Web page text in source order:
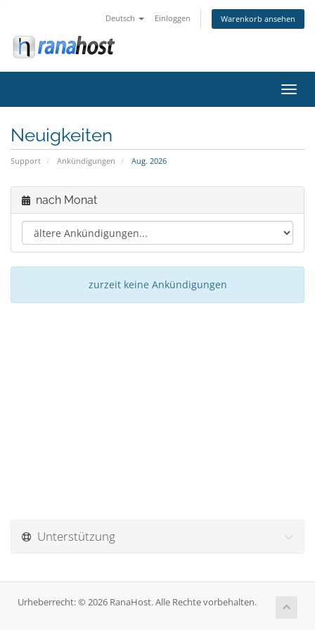
Deutsch Einloggen Warenkorb ansehen
ein-/
Neuigkeiten
Support Ankündigungen Aug. 2026
nach Monat
zurzeit keine Ankündigungen
Unterstützung
Urheberrecht: © 2026 RanaHost. Alle Rechte vorbehalten.